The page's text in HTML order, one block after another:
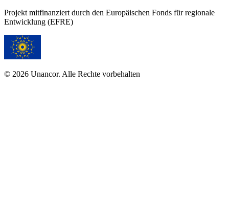
Projekt mitfinanziert durch den Europäischen Fonds für regionale
Entwicklung (EFRE)
© 2026 Unancor. Alle Rechte vorbehalten